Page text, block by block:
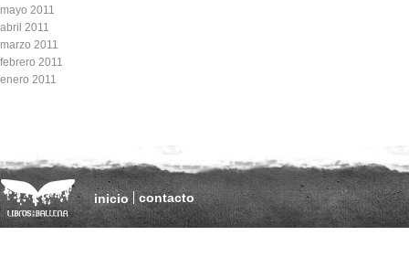
mayo 2011
abril 2011
marzo 2011
febrero 2011
enero 2011
inicio contacto